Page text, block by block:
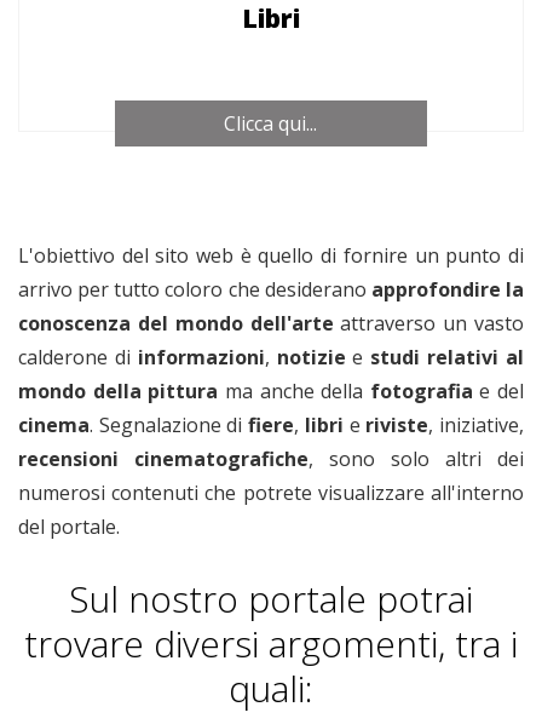
Libri
Clicca qui...
L'obiettivo del sito web è quello di fornire un punto di
arrivo per tutto coloro che desiderano approfondire la
conoscenza del mondo dell'arte attraverso un vasto
calderone di informazioni, notiziee studi relativi al
mondo della pittura ma anche della fotografiae del
cinema. Segnalazione difiere, libri e riviste, iniziative,
recensioni cinematografiche, sono solo altri dei
numerosi contenuti che potrete visualizzare all'interno
del portale.
Sul nostro portale potrai
trovare diversi argomenti, tra i
quali: